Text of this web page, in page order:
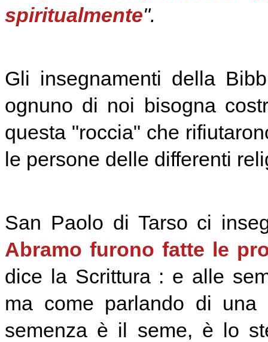
spiritualmente".
Gli insegnamenti della
ognuno di noi bisogna
questa "roccia" che
le persone delle differenti
San Paolo di Tarso ci
Abramo furono fatte le
dice la Scrittura : e alle
ma come parlando di
semenza è il seme, è lo